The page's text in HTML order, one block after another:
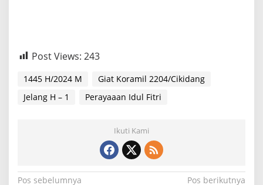
Post Views: 243
1445 H/2024 M
Giat Koramil 2204/Cikidang
Jelang H – 1
Perayaaan Idul Fitri
Ikuti Kami
Pos sebelumnya
Pos berikutnya